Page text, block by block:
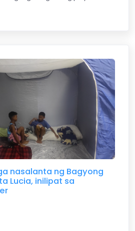
nasalanta ng Bagyong
Lucia, inilipat sa